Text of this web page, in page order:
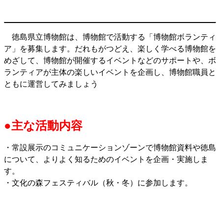
徳島県立博物館は、博物館で活動する「博物館ボランティ
ア」を募集します。だれもがつどえ、楽しく学べる博物館を
めざして、博物館が開催するイベントなどのサポートや、ボ
ランティアが主体の楽しいイベントを企画し、博物館職員と
ともに運営してみましょう
●主な活動内容
・常設展示のコミュニケーションゾーンで博物館資料や徳島
について、よりよく知るためのイベントを企画・実施しま
す。
・文化の森フェスティバル（秋・冬）に参加します。